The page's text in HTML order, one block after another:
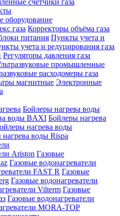
счетчики газа
оборудование
газа Корректоры объёма газа
питания Пункты учета и
учета и редуцирования газа
Регуляторы давления газа
промышленные
расходомеры газа
магнитные Электронные
Бойлеры нагрева воды
воды BAXI Бойлеры нагрева
нагрева воды
воды Rispa
Ariston Газовые
Газовые водонагреватели
FAST R Газовые
Газовые водонагреватели
Vilterm Газовые
Газовые водонагреватели
MORA-TOP